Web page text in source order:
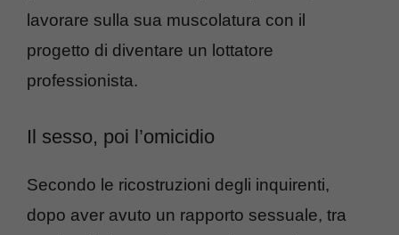
lavorare sulla sua muscolatura con il
progetto di diventare un lottatore
professionista.
Il sesso, poi l’omicidio
Secondo le ricostruzioni degli inquirenti,
dopo aver avuto un rapporto sessuale, tra